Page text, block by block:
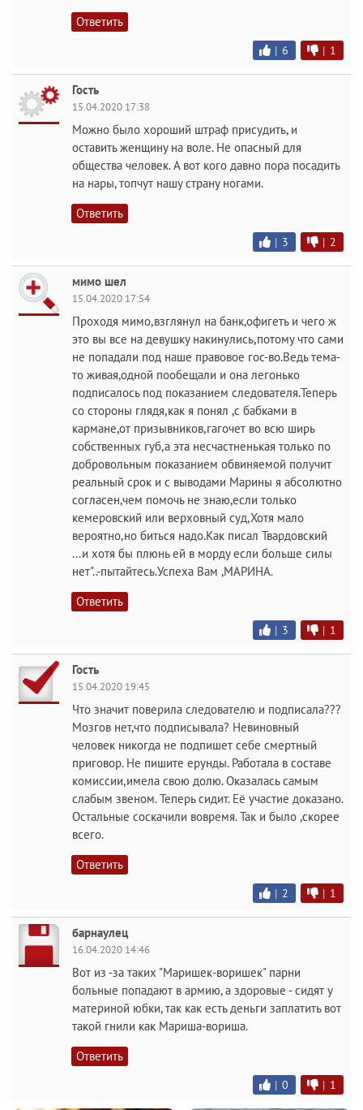
Ответить
| 6 | 1
Гость
15.04.2020 17:38
Можно было хороший штраф присудить, и
оставить женщину на воле. Не опасный для
общества человек. А вот кого давно пора посадить
на нары, топчут нашу страну ногами.
Ответить
| 3 | 2
мимо шел
15.04.2020 17:54
Проходя мимо,взглянул на банк,офигеть и чего ж
это вы все на девушку накинулись,потому что сами
не попадали под наше правовое гос-во.Ведь тема-
то живая,одной пообещали и она легонько
подписалось под показанием следователя.Теперь
со стороны глядя,как я понял ,с бабками в
кармане,от призывников,гагочет во всю ширь
собственных губ,а эта несчастненькая только по
добровольным показанием обвиняемой получит
реальный срок и с выводами Марины я абсолютно
согласен,чем помочь не знаю,если только
кемеровский или верховный суд,Хотя мало
вероятно,но биться надо.Как писал Твардовский
...и хотя бы плюнь ей в морду если больше силы
нет"..-пытайтесь.Успеха Вам ,МАРИНА.
Ответить
| 3 | 1
Гость
15.04.2020 19:45
Что значит поверила следователю и подписала???
Мозгов нет,что подписывала? Невиновный
человек никогда не подпишет себе смертный
приговор. Не пишите ерунды. Работала в составе
комиссии,имела свою долю. Оказалась самым
слабым звеном. Теперь сидит. Её участие доказано.
Остальные соскачили вовремя. Так и было ,скорее
всего.
Ответить
| 2 | 1
барнаулец
16.04.2020 14:46
Вот из -за таких "Маришек-воришек" парни
больные попадают в армию, а здоровые - сидят у
материной юбки, так как есть деньги заплатить вот
такой гнили как Мариша-вориша.
Ответить
| 0 | 1